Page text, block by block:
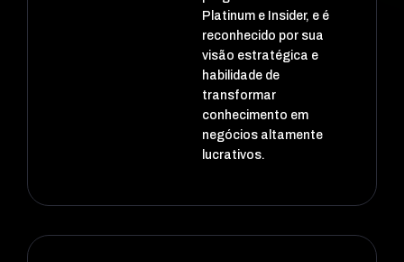
Platinum e Insider, e é
reconhecido por sua
visão estratégica e
habilidade de
transformar
conhecimento em
negócios altamente
lucrativos.